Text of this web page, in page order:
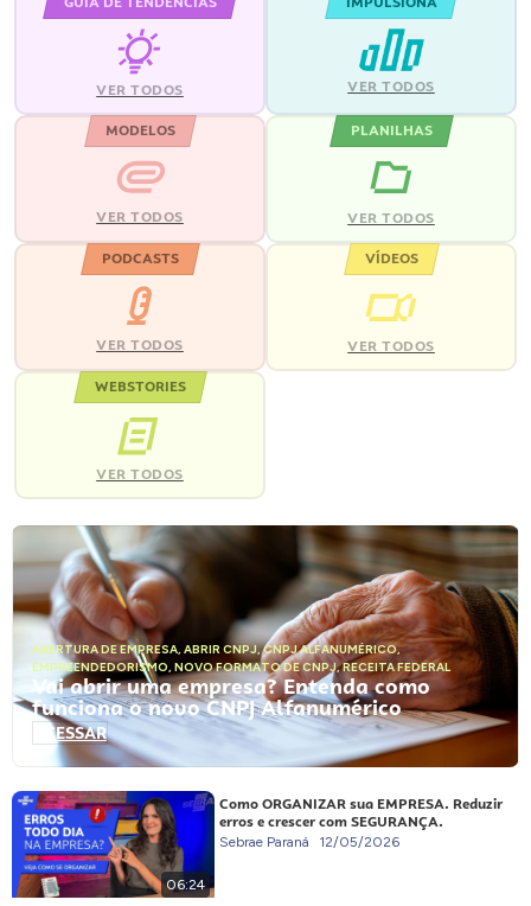
VER TODOS VER TODOS
MODELOS
VER TODOS
PLANILHAS
VER TODOS
PODCASTS
VER TODOS
VÍDEOS
VER TODOS
WEBSTORIES
VER TODOS
ABERTURA DE EMPRESA, ABRIR CNPJ,CNPJ ALFANUMÉRICO,
EMPREENDEDORISMO, NOVO FORMATO DE CNPJ,RECEITA FEDERAL
Vai abrir uma empresa? Entenda como
funciona o novo CNPJ Alfanumérico
ACESSAR
06:24
Como ORGANIZAR sua EMPRESA. Reduzir
erros e crescer com SEGURANÇA.
Sebrae Paraná 12/05/2026